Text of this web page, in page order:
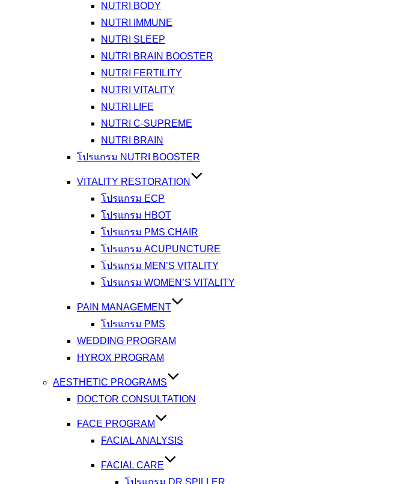
NUTRI BODY
NUTRI IMMUNE
NUTRI SLEEP
NUTRI BRAIN BOOSTER
NUTRI FERTILITY
NUTRI VITALITY
NUTRI LIFE
NUTRI C-SUPREME
NUTRI BRAIN
โปรแกรม NUTRI BOOSTER
VITALITY RESTORATION
โปรแกรม ECP
โปรแกรม HBOT
โปรแกรม PMS CHAIR
โปรแกรม ACUPUNCTURE
โปรแกรม MEN’S VITALITY
โปรแกรม WOMEN’S VITALITY
PAIN MANAGEMENT
โปรแกรม PMS
WEDDING PROGRAM
HYROX PROGRAM
AESTHETIC PROGRAMS
DOCTOR CONSULTATION
FACE PROGRAM
FACIAL ANALYSIS
FACIAL CARE
โปรแกรม DR.SPILLER